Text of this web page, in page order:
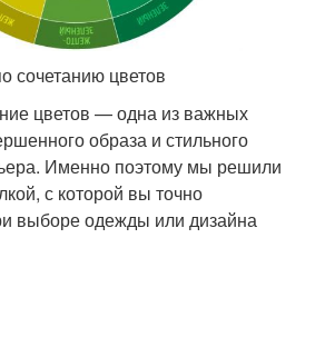
сочетанию цветов
цветов — одна из важных
образа и стильного
Именно поэтому мы решили
с которой вы точно
выборе одежды или дизайна